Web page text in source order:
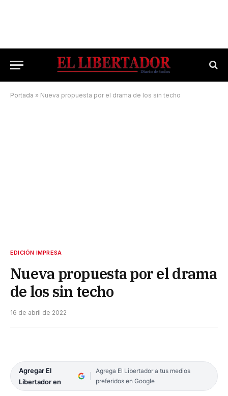
Portada » Nueva propuesta por el drama de los sin techo
EDICIÓN IMPRESA
Nueva propuesta por el drama
de los sin techo
16 de abril de 2022
Agregar El
Libertador en
Agrega El Libertador a tus medios
preferidos en Google